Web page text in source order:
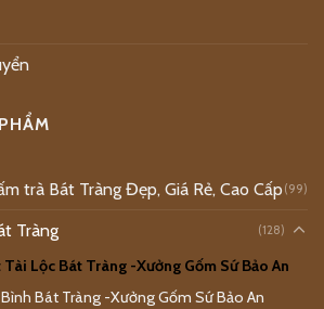
trà Bát Tràng Đẹp, Giá Rẻ, Cao Cấp (99)
Tràng (128)
Tài Lộc Bát Tràng -Xưởng Gốm Sứ Bảo An
Bát Tràng -Xưởng Gốm Sứ Bảo An